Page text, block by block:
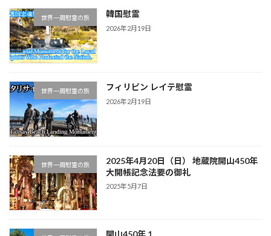
世界一周慰霊の旅 韓国慰霊
2026年2月19日
世界一周慰霊の旅 フィリピン レイテ慰霊
2026年2月19日
世界一周慰霊の旅
2025年4月20日（日） 地蔵院開山450年
大開帳記念法要の御礼
2025年5月7日
開山450年 1